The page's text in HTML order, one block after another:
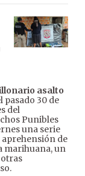
asalto
pasado 30 de
del
Punibles
una serie
de
marihuana, un